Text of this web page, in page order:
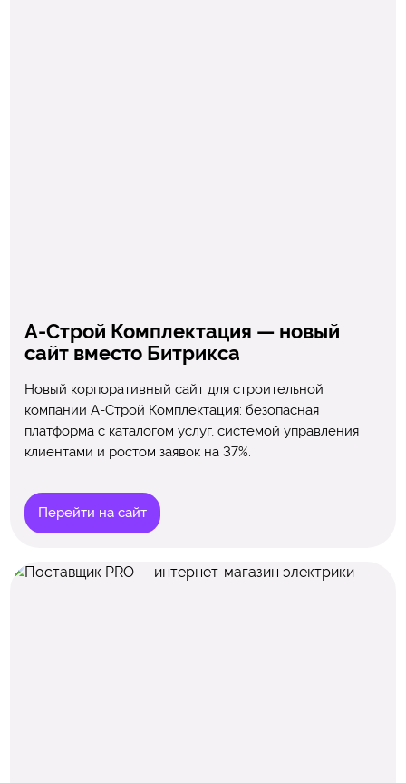
А-Строй Комплектация — новый
сайт вместо Битрикса
Новый корпоративный сайт для строительной
компании А-Строй Комплектация: безопасная
платформа с каталогом услуг, системой управления
клиентами и ростом заявок на 37%.
Перейти на сайт